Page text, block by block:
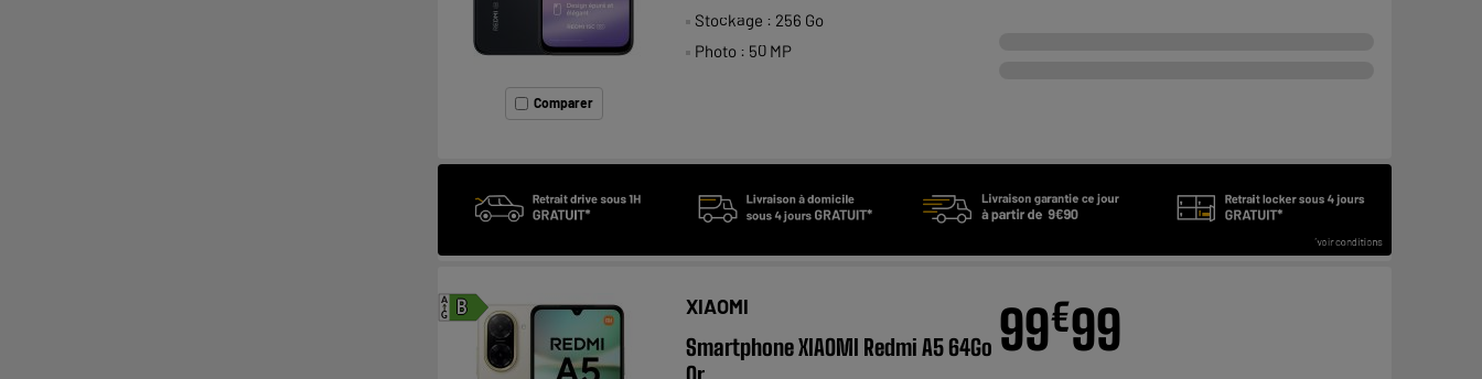
Comparer
Stockage : 256 Go
Photo : 50 MP
B
A
G XIAOMI
Smartphone XIAOMI Redmi A5 64Go 99€99